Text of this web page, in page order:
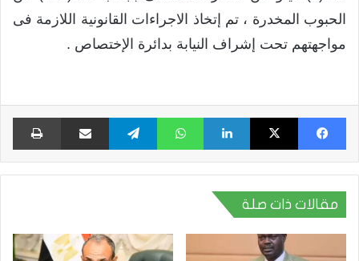
الحبوب المخدرة ، تم إتخاذ الاجراءات القانونية اللازمة فى
مواجهتهم تحت إشراف النيابة بدائرة الإختصاص .
فيسبوك X لينكدإن واتساب تيلقرام مشاركة عبر البريد
مقالات ذات صلة